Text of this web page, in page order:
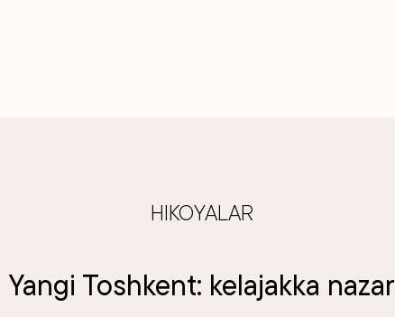
HIKOYALAR
Yangi Toshkent: kelajakka nazar